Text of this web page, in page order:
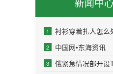
1 衬衫穿着扎人怎么
2 中国网•东海资讯
3 俄紧急情况部开设